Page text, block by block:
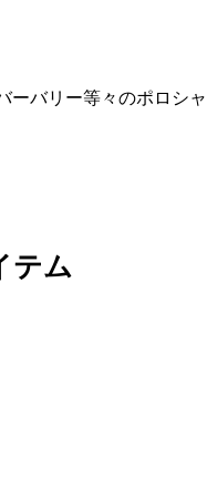
バリー等々のポロシ
テム